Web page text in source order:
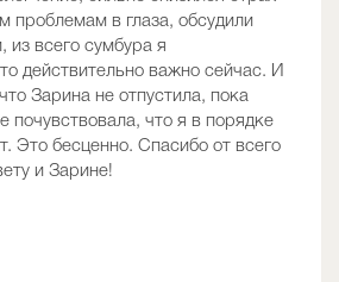
проблемам в глаза, обсудили
из всего сумбура я
действительно важно сейчас. И
Зарина не отпустила, пока
почувствовала, что я в порядке
Это бесценно. Спасибо от всего
и Зарине!